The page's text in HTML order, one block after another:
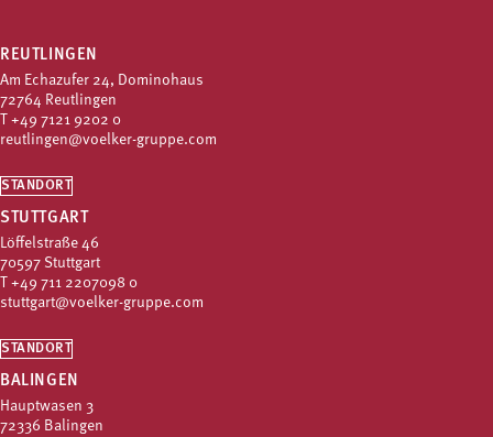
REUTLINGEN
Am Echazufer 24, Dominohaus
72764 Reutlingen
T +49 7121 9202 0
reutlingen@voelker-gruppe.com
STANDORT
STUTTGART
Löffelstraße 46
70597 Stuttgart
T +49 711 2207098 0
stuttgart@voelker-gruppe.com
STANDORT
BALINGEN
Hauptwasen 3
72336 Balingen